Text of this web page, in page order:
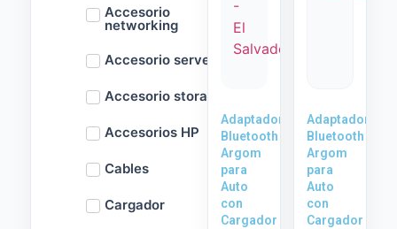
Accesorio
networking
Accesorio server
Accesorio storage
Accesorios HP
Cables
Cargador
Adaptador
Bluetooth
Argom
para
Auto
con
Cargador
Adaptador
Bluetooth
Argom
para
Auto
con
Cargador